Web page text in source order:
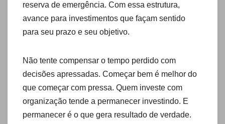
reserva de emergência. Com essa estrutura,
avance para investimentos que façam sentido
para seu prazo e seu objetivo.
Não tente compensar o tempo perdido com
decisões apressadas. Começar bem é melhor do
que começar com pressa. Quem investe com
organização tende a permanecer investindo. E
permanecer é o que gera resultado de verdade.